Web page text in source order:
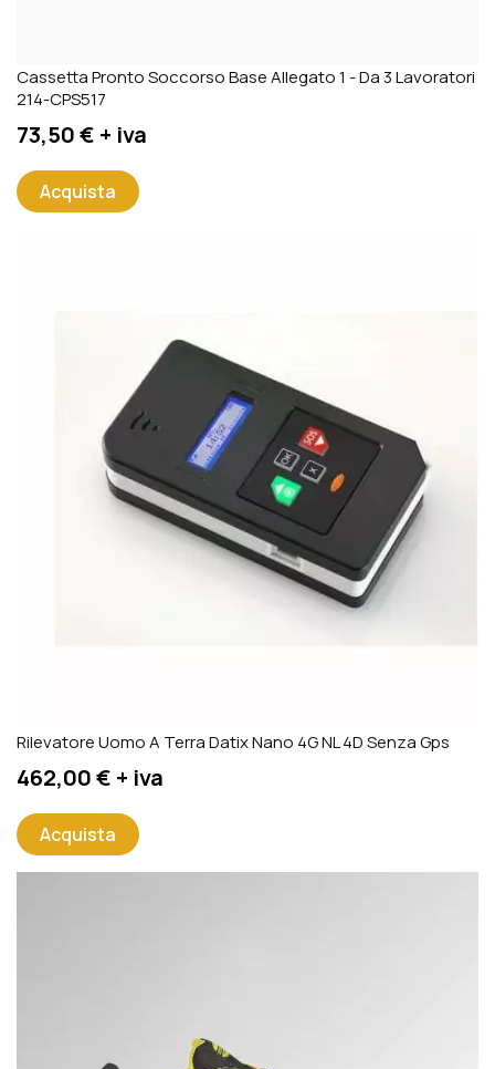
Cassetta Pronto Soccorso Base Allegato 1 - Da 3 Lavoratori
214-CPS517
Prezzo
73,50 € + iva
Acquista
Rilevatore Uomo A Terra Datix Nano 4G NL 4D Senza Gps
Prezzo
462,00 € + iva
Acquista